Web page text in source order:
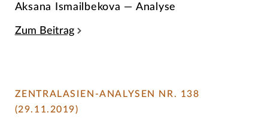
Aksana Ismailbekova — Analyse
Zum Beitrag
ZENTRALASIEN-ANALYSEN NR. 138
(29.11.2019)